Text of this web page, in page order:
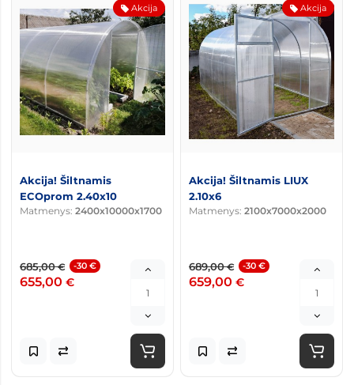
Akcija
Akcija! Šiltnamis
ECOprom 2.40x10
Matmenys: 2400x10000x1700
685,00€ -30 €
655,00 €
Akcija
Akcija! Šiltnamis LIUX
2.10x6
Matmenys: 2100x7000x2000
689,00€ -30 €
659,00 €